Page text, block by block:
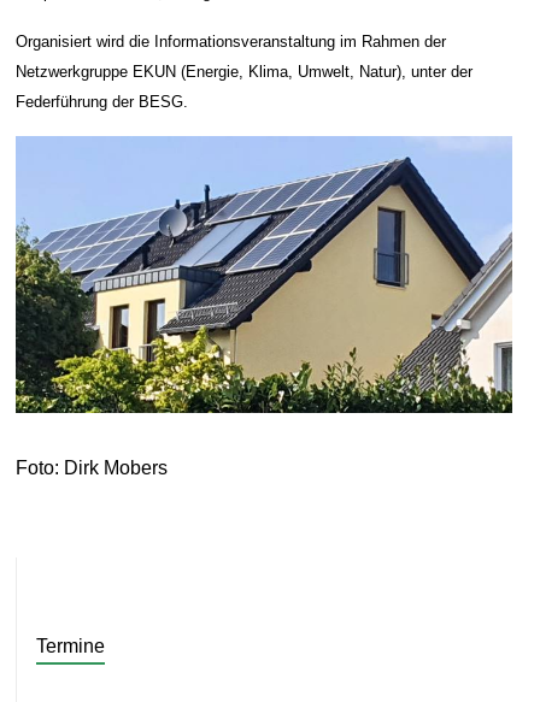
Organisiert wird die Informationsveranstaltung im Rahmen der
Netzwerkgruppe EKUN (Energie, Klima, Umwelt, Natur), unter der
Federführung der BESG.
Foto: Dirk Mobers
Termine